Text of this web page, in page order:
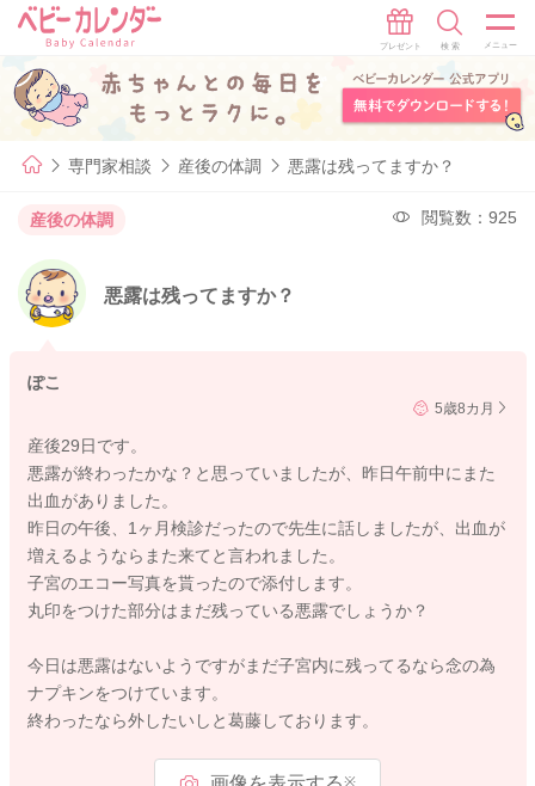
専門家相談 産後の体調 悪露は残ってますか？
産後の体調 閲覧数：925
悪露は残ってますか？
ぽこ
5歳8カ月
産後29日です。
悪露が終わったかな？と思っていましたが、昨日午前中にまた
出血がありました。
昨日の午後、1ヶ月検診だったので先生に話しましたが、出血が
増えるようならまた来てと言われました。
子宮のエコー写真を貰ったので添付します。
丸印をつけた部分はまだ残っている悪露でしょうか？
今日は悪露はないようですがまだ子宮内に残ってるなら念の為
ナプキンをつけています。
終わったなら外したいしと葛藤しております。
※